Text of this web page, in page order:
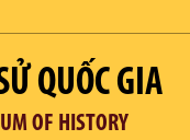
QUỐC GIA
OF HISTORY